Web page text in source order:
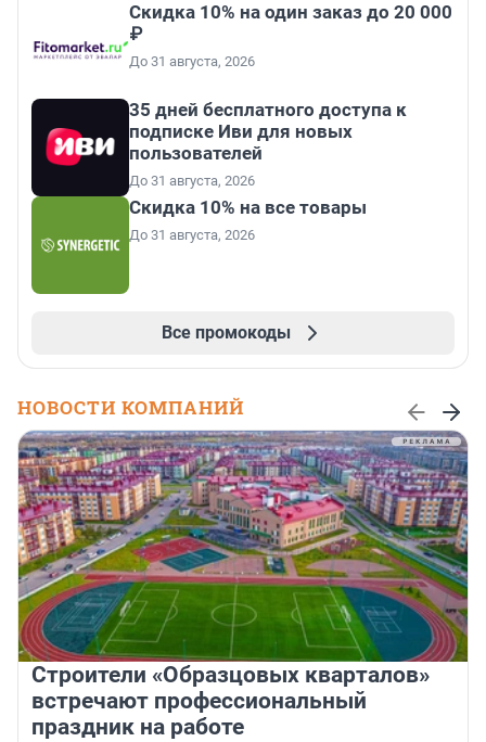
Скидка 10% на один заказ до 20 000
₽
До 31 августа, 2026
35 дней бесплатного доступа к
подписке Иви для новых
пользователей
До 31 августа, 2026
Скидка 10% на все товары
До 31 августа, 2026
Все промокоды
НОВОСТИ КОМПАНИЙ
Строители «Образцовых кварталов»
встречают профессиональный
праздник на работе